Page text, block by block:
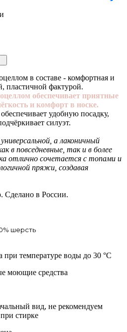
в составе - комфортная и
пластичной фактурой.
обеспечивает приятные
и комфорт в носке.
удобную посадку,
силуэт.
а лаконичный
в повседневные, так и в более
отлично сочетается с топами и
пряжи, создавая
Сделано в России.
шерсть
при температуре воды до 30 °C
моющие средства
вид, не рекомендуем
стирке